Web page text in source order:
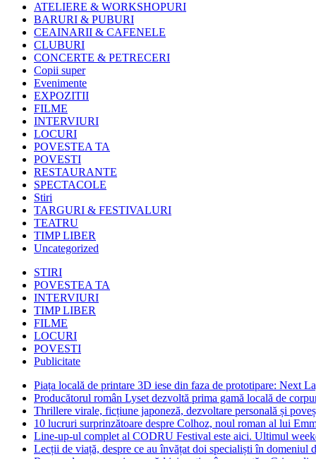
ATELIERE & WORKSHOPURI
BARURI & PUBURI
CEAINARII & CAFENELE
CLUBURI
CONCERTE & PETRECERI
Copii super
Evenimente
EXPOZITII
FILME
INTERVIURI
LOCURI
POVESTEA TA
POVESTI
RESTAURANTE
SPECTACOLE
Stiri
TARGURI & FESTIVALURI
TEATRU
TIMP LIBER
Uncategorized
STIRI
POVESTEA TA
INTERVIURI
TIMP LIBER
FILME
LOCURI
POVESTI
Publicitate
Piața locală de printare 3D iese din faza de prototipare: Next
Producătorul român Lyset dezvoltă prima gamă locală de
Thrillere virale, ficțiune japoneză, dezvoltare personală și
10 lucruri surprinzătoare despre Colhoz, noul roman al lui
Line-up-ul complet al CODRU Festival este aici. Ultimul
Lecții de viață, despre ce au învățat doi specialiști în